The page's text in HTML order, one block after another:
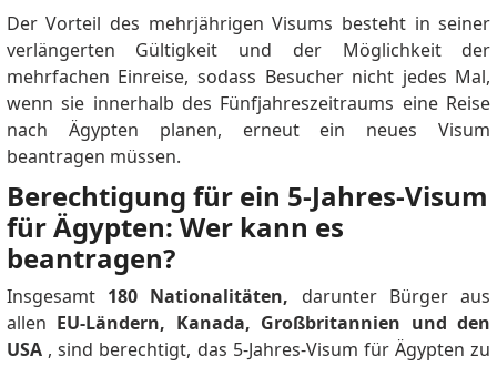
Der Vorteil des mehrjährigen Visums besteht in seiner
verlängerten Gültigkeit und der Möglichkeit der
mehrfachen Einreise, sodass Besucher nicht jedes Mal,
wenn sie innerhalb des Fünfjahreszeitraums eine Reise
nach Ägypten planen, erneut ein neues Visum
beantragen müssen.
Berechtigung für ein 5-Jahres-Visum
für Ägypten: Wer kann es
beantragen?
Insgesamt 180 Nationalitäten, darunter Bürger aus
allen EU-Ländern, Kanada, Großbritannien und den
USA , sind berechtigt, das 5-Jahres-Visum für Ägypten zu